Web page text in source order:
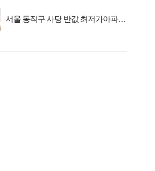
서울 동작구 사당 반값 최저가아파트